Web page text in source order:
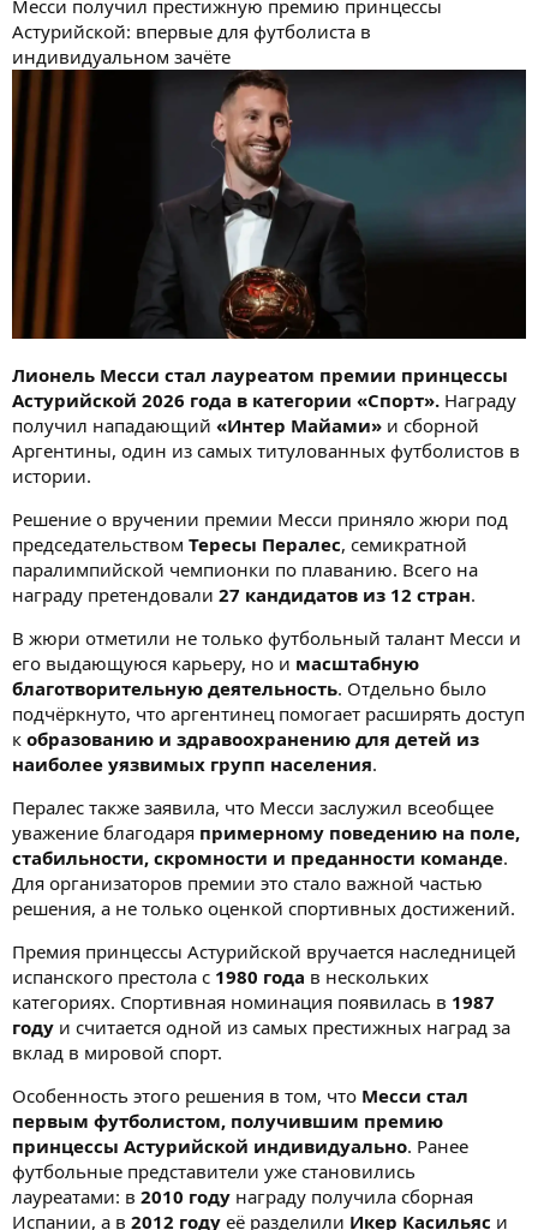
Месси получил престижную премию принцессы
Астурийской: впервые для футболиста в
индивидуальном зачёте
Лионель Месси стал лауреатом премии принцессы
Астурийской 2026 года в категории «Спорт». Награду
получил нападающий «Интер Майами» и сборной
Аргентины, один из самых титулованных футболистов в
истории.
Решение о вручении премии Месси приняло жюри под
председательством Тересы Пералес, семикратной
паралимпийской чемпионки по плаванию. Всего на
награду претендовали 27 кандидатов из 12 стран.
В жюри отметили не только футбольный талант Месси и
его выдающуюся карьеру, но и масштабную
благотворительную деятельность. Отдельно было
подчёркнуто, что аргентинец помогает расширять доступ
к образованию и здравоохранению для детей из
наиболее уязвимых групп населения.
Пералес также заявила, что Месси заслужил всеобщее
уважение благодаря примерному поведению на поле,
стабильности, скромности и преданности команде.
Для организаторов премии это стало важной частью
решения, а не только оценкой спортивных достижений.
Премия принцессы Астурийской вручается наследницей
испанского престола с 1980 года в нескольких
категориях. Спортивная номинация появилась в 1987
году и считается одной из самых престижных наград за
вклад в мировой спорт.
Особенность этого решения в том, что Месси стал
первым футболистом, получившим премию
принцессы Астурийской индивидуально. Ранее
футбольные представители уже становились
лауреатами: в 2010 году награду получила сборная
Испании, а в 2012 году её разделили Икер Касильяс и